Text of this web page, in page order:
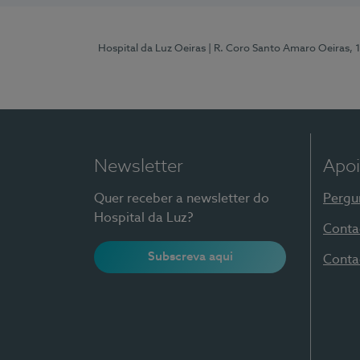
Hospital da Luz Oeiras | R. Coro Santo Amaro Oeiras,
Newsletter
Quer receber a newsletter do
Hospital da Luz?
Subscreva aqui